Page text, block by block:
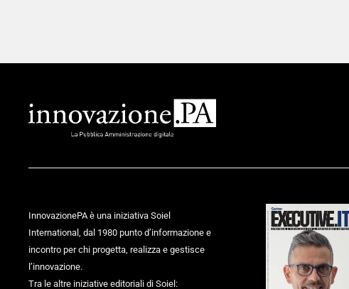
InnovazionePA è una iniziativa Soiel
International, dal 1980 punto d’informazione e
incontro per chi progetta, realizza e gestisce
l’innovazione.
Tra le altre iniziative editoriali di Soiel: